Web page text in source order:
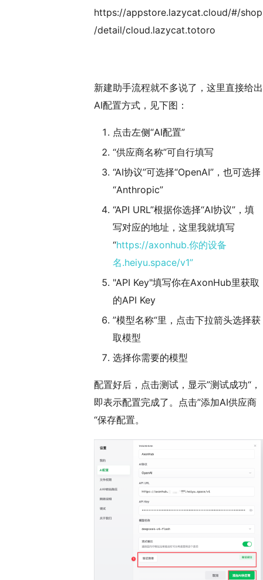
https://appstore.lazycat.cloud/#/shop
/detail/cloud.lazycat.totoro
新建助手流程就不多说了，这里直接给出
AI配置方式，见下图：
点击左侧“AI配置”
“供应商名称”可自行填写
“AI协议”可选择“OpenAI”，也可选择
“Anthropic”
“API URL”根据你选择“AI协议”，填
写对应的地址，这里我就填写
“https://axonhub.你的设备
名.heiyu.space/v1”
"API Key"填写你在AxonHub里获取
的API Key
”模型名称“里，点击下拉箭头选择获
取模型
选择你需要的模型
配置好后，点击测试，显示”测试成功“，
即表示配置完成了。点击”添加AI供应商
“保存配置。